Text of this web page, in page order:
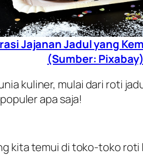
Jajanan Jadul yang
(Sumber: Pixabay)
kuliner, mulai dari roti
apa saja!
kita temui di toko-toko